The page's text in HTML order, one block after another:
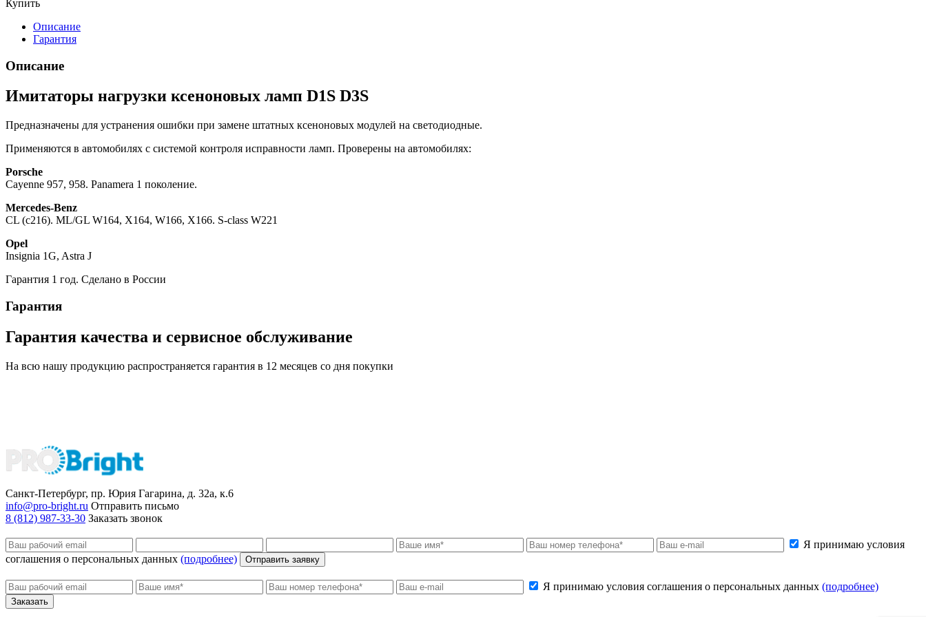
Купить
Описание
Гарантия
Описание
Имитаторы нагрузки ксеноновых ламп D1S D3S
Предназначены для устранения ошибки при замене штатных ксеноновых модулей на светодиодные.
Применяются в автомобилях с системой контроля исправности ламп. Проверены на автомобилях:
Porsche
Cayenne 957, 958. Panamera 1 поколение.
Mercedes-Benz
CL (c216). ML/GL W164, X164, W166, X166. S-class W221
Opel
Insignia 1G, Astra J
Гарантия 1 год. Сделано в России
Гарантия
Гарантия качества и сервисное обслуживание
На всю нашу продукцию распространяется гарантия в 12 месяцев со дня покупки
Санкт-Петербург, пр. Юрия Гагарина, д. 32а, к.6
info@pro-bright.ru Отправить письмо
8 (812) 987-33-30 Заказать звонок
Я принимаю условия
соглашения о персональных данных (подробнее) Отправить заявку
Я принимаю условия соглашения о персональных данных (подробнее)
Заказать